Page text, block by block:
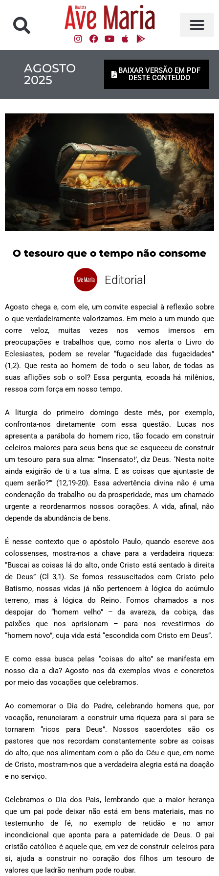
AGOSTO
2025
BAIXAR VERSÃO EM PDF
DESTE CONTEÚDO
O tesouro que o tempo não consome
Editorial
Agosto chega e, com ele, um convite especial à reflexão sobre
o que verdadeiramente valorizamos. Em meio a um mundo que
corre veloz, muitas vezes nos vemos imersos em
preocupações e trabalhos que, como nos alerta o Livro do
Eclesiastes, podem se revelar “fugacidade das fugacidades”
(1,2). Que resta ao homem de todo o seu labor, de todas as
suas aflições sob o sol? Essa pergunta, ecoada há milênios,
ressoa com força em nosso tempo.
A liturgia do primeiro domingo deste mês, por exemplo,
confronta-nos diretamente com essa questão. Lucas nos
apresenta a parábola do homem rico, tão focado em construir
celeiros maiores para seus bens que se esqueceu de construir
um tesouro para sua alma: “‘Insensato!’, diz Deus. ‘Nesta noite
ainda exigirão de ti a tua alma. E as coisas que ajuntaste de
quem serão?’” (12,19-20). Essa advertência divina não é uma
condenação do trabalho ou da prosperidade, mas um chamado
urgente a reordenarmos nossos corações. A vida, afinal, não
depende da abundância de bens.
É nesse contexto que o apóstolo Paulo, quando escreve aos
colossenses, mostra-nos a chave para a verdadeira riqueza:
“Buscai as coisas lá do alto, onde Cristo está sentado à direita
de Deus” (Cl 3,1). Se fomos ressuscitados com Cristo pelo
Batismo, nossas vidas já não pertencem à lógica do acúmulo
terreno, mas à lógica do Reino. Fomos chamados a nos
despojar do “homem velho” – da avareza, da cobiça, das
paixões que nos aprisionam – para nos revestirmos do
“homem novo”, cuja vida está “escondida com Cristo em Deus”.
E como essa busca pelas “coisas do alto” se manifesta em
nosso dia a dia? Agosto nos dá exemplos vivos e concretos
por meio das vocações que celebramos.
Ao comemorar o Dia do Padre, celebrando homens que, por
vocação, renunciaram a construir uma riqueza para si para se
tornarem “ricos para Deus”. Nossos sacerdotes são os
pastores que nos recordam constantemente sobre as coisas
do alto, que nos alimentam com o pão do Céu e que, em nome
de Cristo, mostram-nos que a verdadeira alegria está na doação
e no serviço.
Celebramos o Dia dos Pais, lembrando que a maior herança
que um pai pode deixar não está em bens materiais, mas no
testemunho de fé, no exemplo de retidão e no amor
incondicional que aponta para a paternidade de Deus. O pai
cristão católico é aquele que, em vez de construir celeiros para
si, ajuda a construir no coração dos filhos um tesouro de
valores que ladrão nenhum pode roubar.